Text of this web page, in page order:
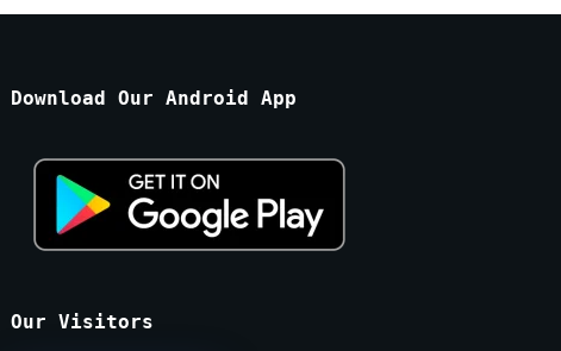
Download Our Android App
Our Visitors